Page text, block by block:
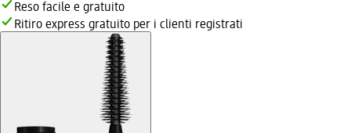
Reso facile e gratuito
Ritiro express gratuito per i clienti registrati